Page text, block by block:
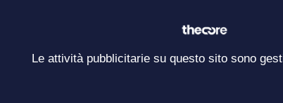
Le attività pubblicitarie su questo sito sono